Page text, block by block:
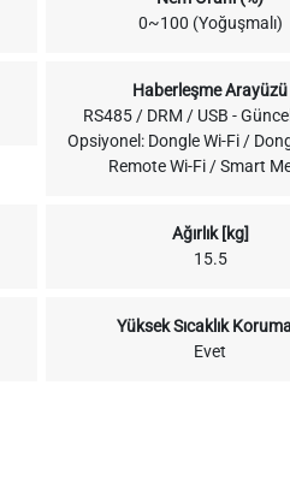
0~100 (Yoğuşmalı)
Haberleşme Arayüzü
RS485 / DRM / USB -
Opsiyonel: Dongle Wi-Fi /
Remote Wi-Fi / Smart
Ağırlık [kg]
15.5
Yüksek Sıcaklık
Evet